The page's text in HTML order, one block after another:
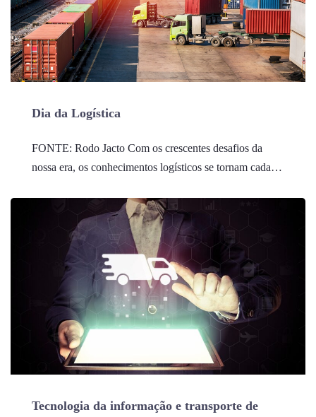
Dia da Logística
FONTE: Rodo Jacto Com os crescentes desafios da
nossa era, os conhecimentos logísticos se tornam cada…
Tecnologia da informação e transporte de